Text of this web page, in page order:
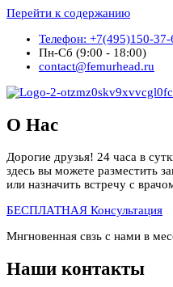
Перейти к содержанию
Телефон: +7(495)150-37-
Пн-Сб (9:00 - 18:00)
contact@femurhead.ru
О Нас
Дорогие друзья! 24 часа в
здесь вы можете разместить
или назначить встречу с
БЕСПЛАТНАЯ Консультация
Мнгновенная свзь с нами в
Наши контакты